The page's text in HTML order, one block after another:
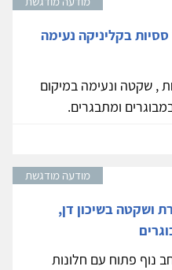
בקליניקה נעימה
, שקטה ונעימה במיקום
ומתבגרים.
מודעה מודגשת
ושקטה בשיכון דן,
נוף פתוח עם חלונות